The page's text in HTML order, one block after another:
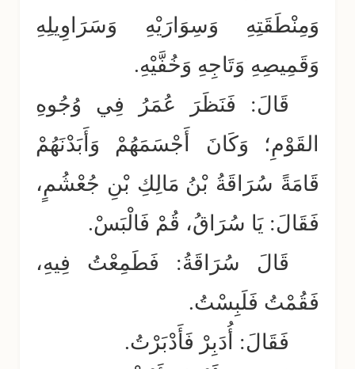
وَمِنْطَقَتِهِ وَسِوَارَيْهِ وَسَرَاوِيلِهِ
وَقَمِيصِهِ وَتَاجِهِ وَخُفَّيْهِ.
قَالَ: فَنَظَرَ عُمَرُ فِي وُجُوهِ
القَوْمِ؛ وَكَانَ أَجْسَمَهُمْ وَأَبَدْنَهُمْ
قَامَةً سُرَاقَةُ بْنُ مَالِكِ بْنِ جُعْشُمٍ،
فَقَالَ: يَا سُرَاقُ، قُمْ فَالْبَسْ.
قَالَ سُرَاقَةُ: فَطَمِعْتُ فِيهِ،
فَقُمْتُ فَلَبِسْتُ.
فَقَالَ: أُدَبِرْ فَأَدْبَرْتُ.